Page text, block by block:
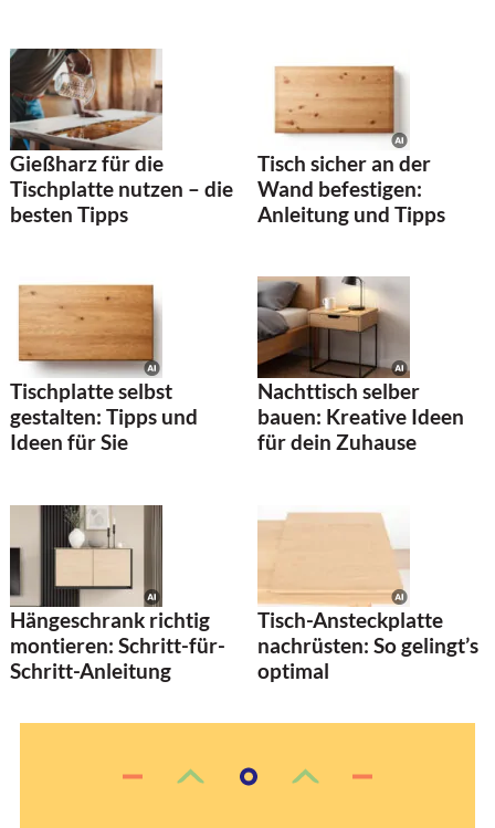
Gießharz für die
Tischplatte nutzen – die
besten Tipps
Tisch sicher an der
Wand befestigen:
Anleitung und Tipps
Tischplatte selbst
gestalten: Tipps und
Ideen für Sie
Nachttisch selber
bauen: Kreative Ideen
für dein Zuhause
Hängeschrank richtig
montieren: Schritt-für-
Schritt-Anleitung
Tisch-Ansteckplatte
nachrüsten: So gelingt’s
optimal